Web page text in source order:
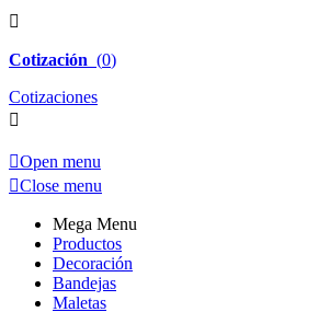

Cotización (0)
Cotizaciones

Open menu
Close menu
Mega Menu
Productos
Decoración
Bandejas
Maletas